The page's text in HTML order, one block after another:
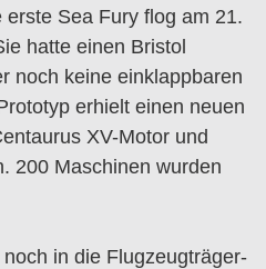
Sea Fury flog am 21.
hatte einen Bristol
noch keine einklappbaren
erhielt einen neuen
XV-Motor und
200 Maschinen wurden
in die Flugzeugträger-